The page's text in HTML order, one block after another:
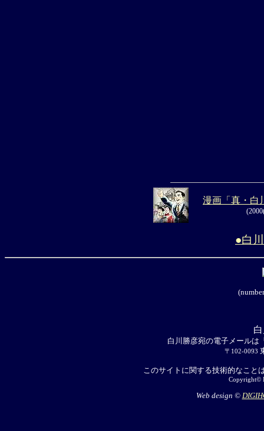
漫画「真・
●白
白川勝彦宛の電子メールは
〒102-0093
このサイトに関する技術的なこと
Copyright©
Web design ©